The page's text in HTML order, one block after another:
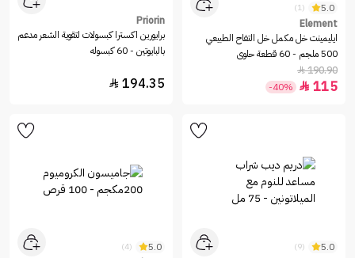
5.0
(1)
Element
ايليمينت خل مكمل خل التفاح الطبيعي
500 ملجم - 60 قطعة حلوى
190.90

115

-40%
Priorin
برايورين اكسترا كبسولات لتقوية الشعر مدعم
بالبايوتين - 60 كبسوله
194.35

5.0
(9)
5.0
(4)